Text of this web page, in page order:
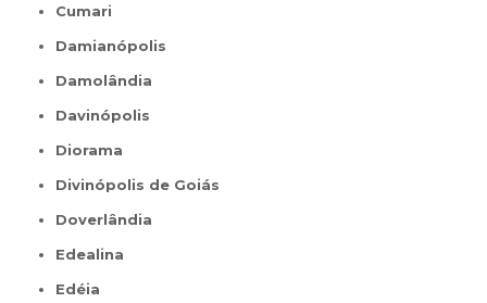
Cumari
Damianópolis
Damolândia
Davinópolis
Diorama
Divinópolis de Goiás
Doverlândia
Edealina
Edéia